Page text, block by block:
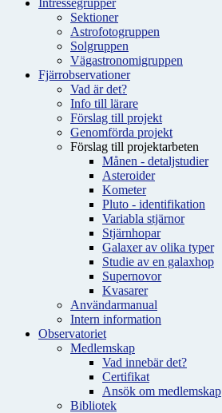
Intressegrupper
Sektioner
Astrofotogruppen
Solgruppen
Vägastronomigruppen
Fjärrobservationer
Vad är det?
Info till lärare
Förslag till projekt
Genomförda projekt
Förslag till projektarbeten
Månen - detaljstudier
Asteroider
Kometer
Pluto - identifikation
Variabla stjärnor
Stjärnhopar
Galaxer av olika typer
Studie av en galaxhop
Supernovor
Kvasarer
Användarmanual
Intern information
Observatoriet
Medlemskap
Vad innebär det?
Certifikat
Ansök om medlemskap
Bibliotek